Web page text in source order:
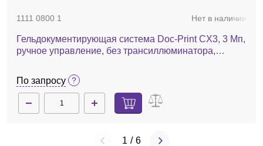
1111 0800 1 Нет в наличии
Гельдокументирующая система Doc-Print CX3, 3 Мп,
ручное управление, без трансиллюминатора,
По запросу
1 / 6